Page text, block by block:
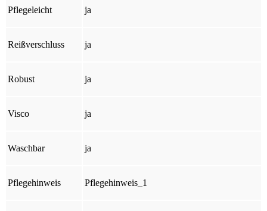
Pflegeleicht ja
Reißverschluss ja
Robust ja
Visco ja
Waschbar ja
Pflegehinweis Pflegehinweis_1